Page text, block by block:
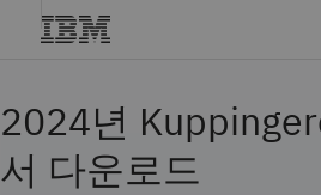
2024년
서 다운로드